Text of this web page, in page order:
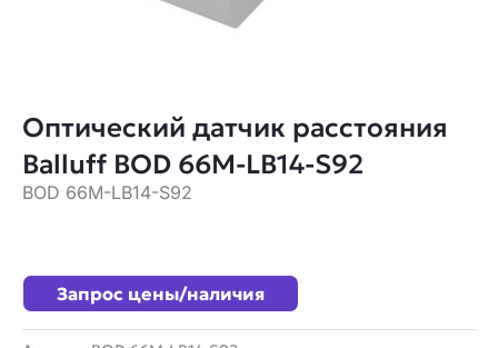
Оптический датчик расстояния
Balluff BOD 66M-LB14-S92
BOD 66M-LB14-S92
Запрос цены/наличия